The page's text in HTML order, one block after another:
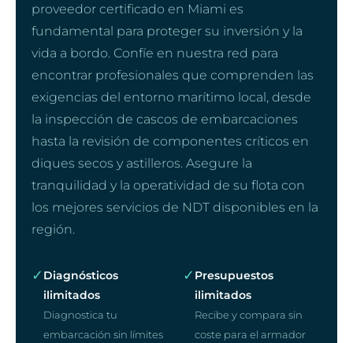
proveedor certificado en Miami es
fundamental para proteger su inversión y la
vida a bordo. Confíe en nuestra red para
encontrar profesionales que comprenden las
exigencias del entorno marítimo local, desde
la inspección de cascos de embarcaciones
hasta la revisión de componentes críticos en
diques secos y astilleros. Asegure la
tranquilidad y la operatividad de su flota con
los mejores servicios de NDT disponibles en la
región.
✓ Diagnósticos
ilimitados
Diagnostica tu
embarcación sin límites
✓ Presupuestos
ilimitados
Recibe y compara sin
coste para el armador